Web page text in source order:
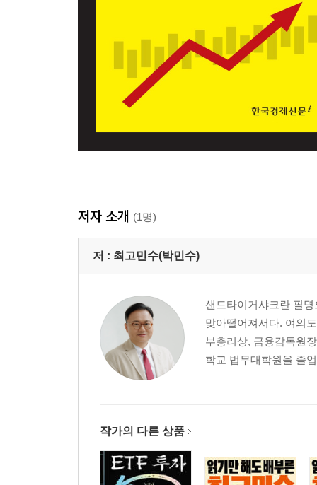
저자 소개 (1명)
저 : 최고민수(박민수)
샌드타이거샤크란 필
맞아떨어져서다. 여의
부총리상, 금융감독원
학교 법무대학원을 졸
작가의 다른 상품